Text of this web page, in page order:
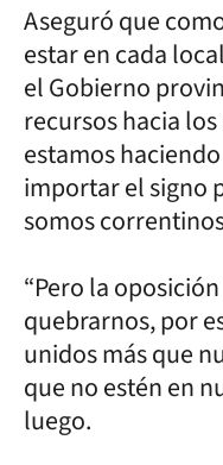
Aseguró que
estar en cada
el Gobierno
recursos hacia
estamos
importar el signo
somos
“Pero la
quebrarnos, por
unidos más que
que no estén en
luego.